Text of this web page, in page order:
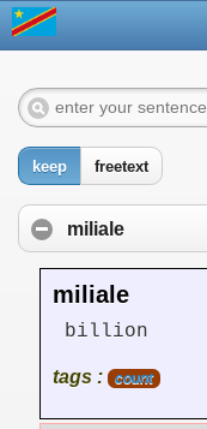
keep freetext
miliale
miliale
billion
tags : count